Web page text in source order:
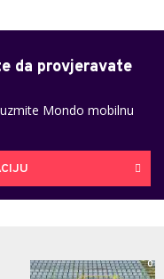
da provjeravate
Mondo mobilnu
0